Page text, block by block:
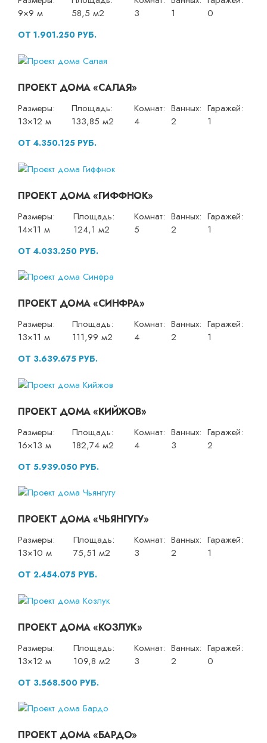
9×9 м
58,5 м2
3
1
0
ОТ 1.901.250 РУБ.
ПРОЕКТ ДОМА «САЛАЯ»
Размеры:
13×12 м
Площадь:
133,85 м2
Комнат:
4
Ванных:
2
Гаражей:
1
ОТ 4.350.125 РУБ.
ПРОЕКТ ДОМА «ГИФФНОК»
Размеры:
14×11 м
Площадь:
124,1 м2
Комнат:
5
Ванных:
2
Гаражей:
1
ОТ 4.033.250 РУБ.
ПРОЕКТ ДОМА «СИНФРА»
Размеры:
13×11 м
Площадь:
111,99 м2
Комнат:
4
Ванных:
2
Гаражей:
1
ОТ 3.639.675 РУБ.
ПРОЕКТ ДОМА «КИЙЖОВ»
Размеры:
16×13 м
Площадь:
182,74 м2
Комнат:
4
Ванных:
3
Гаражей:
2
ОТ 5.939.050 РУБ.
ПРОЕКТ ДОМА «ЧЬЯНГУГУ»
Размеры:
13×10 м
Площадь:
75,51 м2
Комнат:
3
Ванных:
2
Гаражей:
1
ОТ 2.454.075 РУБ.
ПРОЕКТ ДОМА «КОЗЛУК»
Размеры:
13×12 м
Площадь:
109,8 м2
Комнат:
3
Ванных:
2
Гаражей:
0
ОТ 3.568.500 РУБ.
ПРОЕКТ ДОМА «БАРДО»